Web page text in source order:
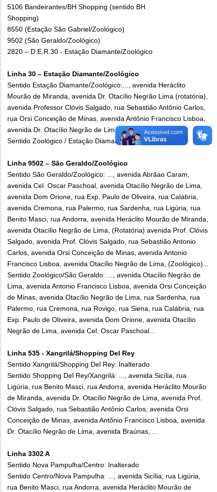
5106 Bandeirantes/BH Shopping (sentido BH
Shopping)
8550 (Estação São Gabriel/Zoológico)
9502 (São Geraldo/Zoológico)
2820 – D.E.R.30 - Estação Diamante/Zoológico
Linha 30 – Estação Diamante/Zoológico
Sentido Estação Diamante/Zoológico:..., avenida Heráclito
Mourão de Miranda, avenida Dr. Otacílio Negrão Lima (rotatória),
avenida Professor Clóvis Salgado, rua Sebastião Antônio Carlos,
rua Orsi Conceição de Minas, avenida Antônio Francisco Lisboa,
avenida Dr. Otacílio Negrão de Lima. (...)
Sentido Zoológico / Estação Diamante: Inalterado
Linha 9502 – São Geraldo/Zoológico
Sentido São Geraldo/Zoológico: ..., avenida Abrãao Caram,
avenida Cel. Oscar Paschoal, avenida Otacílio Negrão de Lima,
avenida Dom Orione, rua Exp. Paulo de Oliveira, rua Calábria,
avenida Cremona, rua Palermo, rua Sardenha, rua Ligúria, rua
Benito Masci, rua Andorra, avenida Heráclito Mourão de Miranda,
avenida Otacílio Negrão de Lima, (Rotatória) avenida Prof. Clóvis
Salgado, avenida Prof. Clóvis Salgado, rua Sebastião Antonio
Carlos, avenida Orsi Conceição de Minas, avenida Antonio
Francisco Lisboa, avenida Otacílio Negrão de Lima, (Zoológico)...
Sentido Zoológico/São Geraldo: ..., avenida Otacílio Negrão de
Lima, avenida Antonio Francisco Lisboa, avenida Orsi Conceição
de Minas, avenida Otacílio Negrão de Lima, rua Sardenha, rua
Palermo, rua Cremona, rua Rovigo, rua Siena, rua Calábria, rua
Exp. Paulo de Oliveira, avenida Dom Orione, avenida Otacílio
Negrão de Lima, avenida Cel. Oscar Paschoal...
Linha 535 - Xangrilá/Shopping Del Rey
Sentido Xangrilá/Shopping Del Rey: Inalterado
Sentido Shopping Del Rey/Xangrilá: ..., avenida Sicília, rua
Ligúria, rua Benito Masci, rua Andorra, avenida Heráclito Mourão
de Miranda, avenida Dr. Otacílio Negrão de Lima, avenida Prof.
Clóvis Salgado, rua Sebastião Antônio Carlos, avenida Orsi
Conceição de Minas, avenida Antônio Francisco Lisboa, avenida
Dr. Otacílio Negrão de Lima, avenida Braúnas, ...
Linha 3302 A
Sentido Nova Pampulha/Centro: Inalterado
Sentido Centro/Nova Pampulha: ..., avenida Sicília, rua Ligúria,
rua Benito Masci, rua Andorra, avenida Heráclito Mourão de